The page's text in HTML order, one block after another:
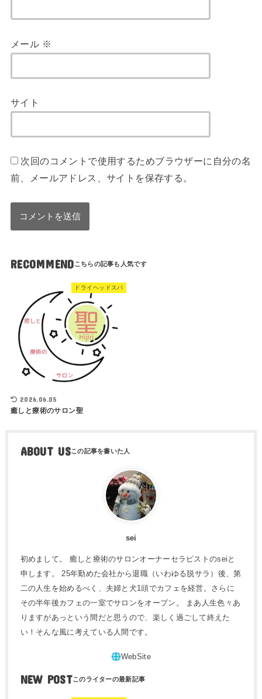
メール ※
サイト
次回のコメントで使用するためブラウザーに自分の名
前、メールアドレス、サイトを保存する。
RECOMMEND
ドライヘッドスパ
2026.06.05
癒しと療術のサロン聖
ABOUT US
sei
初めまして。 癒しと療術のサロンオーナーセラピストのseiと
申します。 25年勤めた会社から退職（いわゆる脱サラ）後、第
二の人生を始めるべく、夫婦と犬1頭でカフェを経営。さらに
その半年後カフェの一室でサロンをオープン。 まあ人生色々あ
りますがあっという間だと思うので、楽しく過ごして終えた
い！そんな風に考えている人間です。
NEW POST